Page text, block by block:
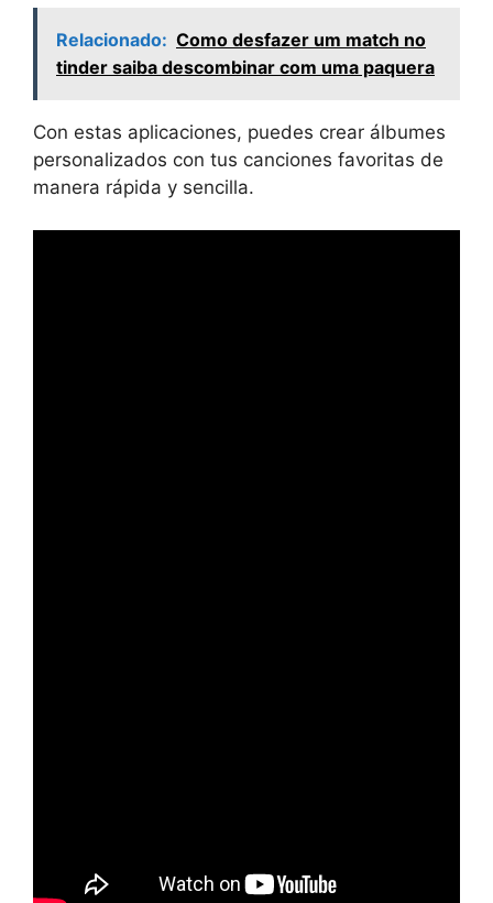
Relacionado: Como desfazer um match no
tinder saiba descombinar com uma paquera
Con estas aplicaciones, puedes crear álbumes
personalizados con tus canciones favoritas de
manera rápida y sencilla.